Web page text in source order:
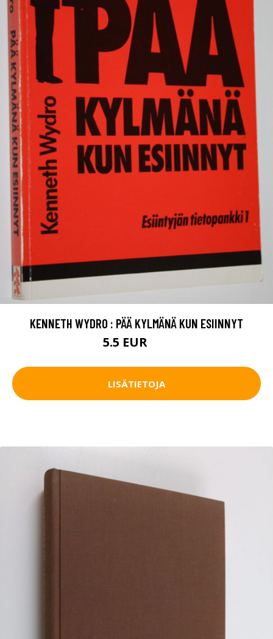
KENNETH WYDRO : PÄÄ KYLMÄNÄ KUN ESIINNYT
5.5 EUR
LISÄTIETOJA